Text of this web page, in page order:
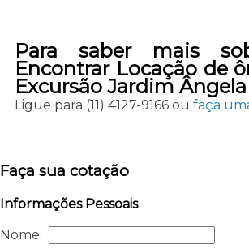
Para saber mais
Encontrar Locação de
Excursão Jardim Ângela
Ligue para (11) 4127-9166ou faça
Faça sua cotação
Informações Pessoais
Nome: